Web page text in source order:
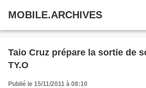
MOBILE.ARCHIVES
Taio Cruz prépare la sortie de
TY.O
Publié le 15/11/2011 à 08:10